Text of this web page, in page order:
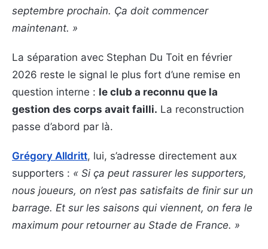
septembre prochain. Ça doit commencer
maintenant. »
La séparation avec Stephan Du Toit en février
2026 reste le signal le plus fort d’une remise en
question interne : le club a reconnu que la
gestion des corps avait failli. La reconstruction
passe d’abord par là.
Grégory Alldritt, lui, s’adresse directement aux
supporters : « Si ça peut rassurer les supporters,
nous joueurs, on n’est pas satisfaits de finir sur un
barrage. Et sur les saisons qui viennent, on fera le
maximum pour retourner au Stade de France. »